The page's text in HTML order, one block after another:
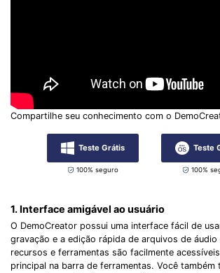
Compartilhe seu conhecimento com o
Teste Grátis
100% seguro
Teste
100%
1. Interface amigável ao usuário
O DemoCreator possui uma interface fácil de
gravação e a edição rápida de arquivos de
recursos e ferramentas são facilmente
principal na barra de ferramentas. Você também